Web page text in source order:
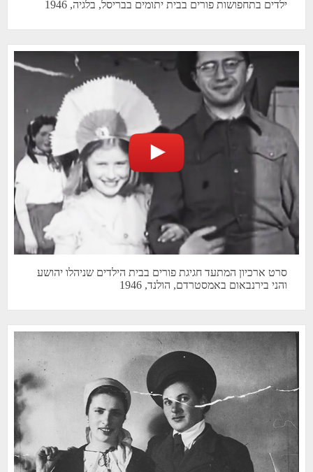
ילדים בתחפושות פורים בבית יתומים בבריסל, בלגיה, 1946
סרט ארכיון המתעד חגיגת פורים בבית הילדים שניהלו יהושע
והני בירנבאום באמסטרדם, הולנד, 1946